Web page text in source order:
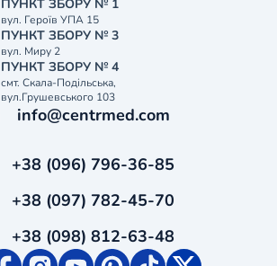
ПУНКТ ЗБОРУ № 1
вул. Героїв УПА 15
ПУНКТ ЗБОРУ № 3
вул. Миру 2
ПУНКТ ЗБОРУ № 4
смт. Скала-Подільська,
вул.Грушевського 103
info@centrmed.com
+38 (096) 796-36-85
+38 (097) 782-45-70
+38 (098) 812-63-48